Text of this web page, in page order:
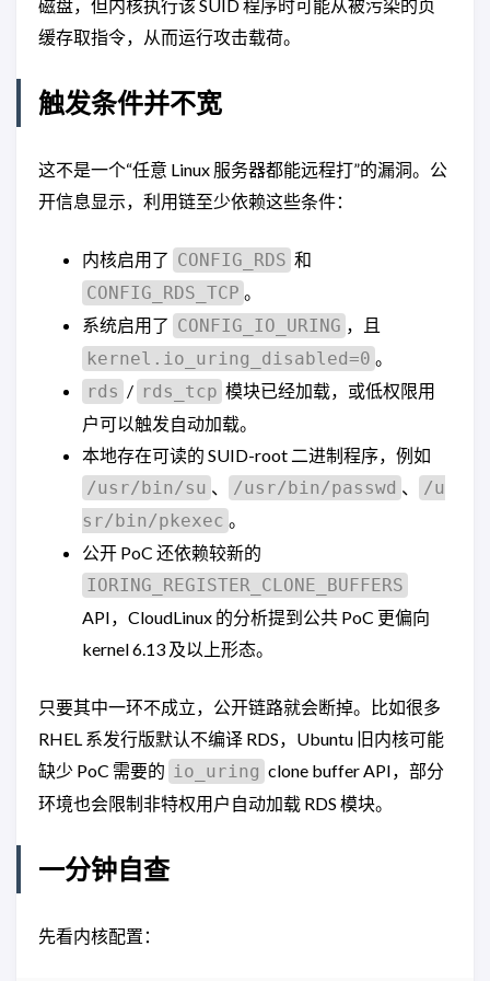
磁盘，但内核执行该 SUID 程序时可能从被污染的页
缓存取指令，从而运行攻击载荷。
触发条件并不宽
这不是一个“任意 Linux 服务器都能远程打”的漏洞。公
开信息显示，利用链至少依赖这些条件：
内核启用了 CONFIG_RDS 和
CONFIG_RDS_TCP 。
系统启用了 CONFIG_IO_URING ，且
kernel.io_uring_disabled=0 。
rds / rds_tcp 模块已经加载，或低权限用
户可以触发自动加载。
本地存在可读的 SUID-root 二进制程序，例如
/usr/bin/su 、 /usr/bin/passwd 、
/u
sr/bin/pkexec 。
公开 PoC 还依赖较新的
IORING_REGISTER_CLONE_BUFFERS
API，CloudLinux 的分析提到公共 PoC 更偏向
kernel 6.13 及以上形态。
只要其中一环不成立，公开链路就会断掉。比如很多
RHEL 系发行版默认不编译 RDS，Ubuntu 旧内核可能
缺少 PoC 需要的 io_uring clone buffer API，部分
环境也会限制非特权用户自动加载 RDS 模块。
一分钟自查
先看内核配置：